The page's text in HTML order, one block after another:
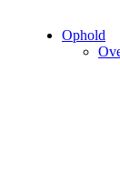
Ophold